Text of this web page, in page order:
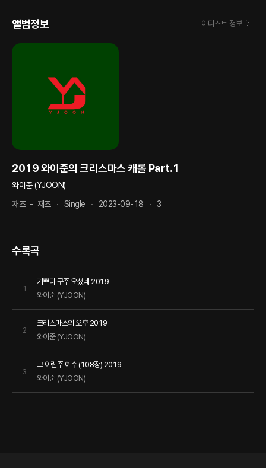
앨범정보 아티스트 정보
2019 와이준의 크리스마스 캐롤 Part.1
와이준 (YJOON)
재즈 - 재즈 Single 2023-09-18 3
수록곡
1
기쁘다 구주 오셨네 2019
와이준 (YJOON)
2
크리스마스의 오후 2019
와이준 (YJOON)
3
그 어린주 예수 (108장) 2019
와이준 (YJOON)